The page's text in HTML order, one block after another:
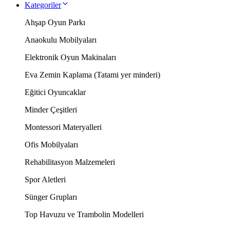
Kategoriler
Ahşap Oyun Parkı
Anaokulu Mobilyaları
Elektronik Oyun Makinaları
Eva Zemin Kaplama (Tatami yer minderi)
Eğitici Oyuncaklar
Minder Çeşitleri
Montessori Materyalleri
Ofis Mobilyaları
Rehabilitasyon Malzemeleri
Spor Aletleri
Sünger Grupları
Top Havuzu ve Trambolin Modelleri